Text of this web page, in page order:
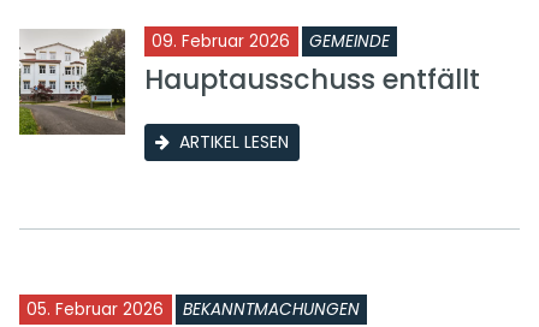
09. Februar 2026 GEMEINDE
Hauptausschuss entfällt
ARTIKEL LESEN
05. Februar 2026 BEKANNTMACHUNGEN